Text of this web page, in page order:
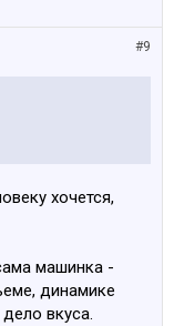
#9
хочется,
машинка -
динамике
вкуса.